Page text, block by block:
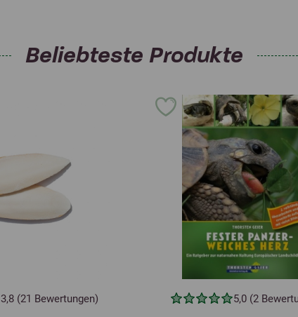
Beliebteste Produkte
3,8 (21 Bewertungen) 5,0 (2